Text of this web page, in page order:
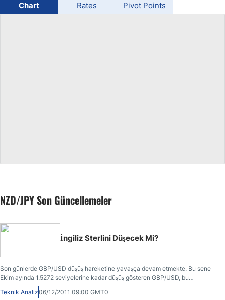
Chart Rates Pivot Points
NZD/JPY Son Güncellemeler
İngiliz Sterlini Düşecek Mi?
Son günlerde GBP/USD düşüş hareketine yavaşça devam etmekte. Bu sene
Ekim ayında 1.5272 seviyelerine kadar düşüş gösteren GBP/USD, bu
seviyelerden gelen alımlar ile 1.6166 seviyelerine kadar yükseliş gösterse de,
Kasım ayında 1.5423’e kadar gerilemişti.
Teknik Analiz06/12/2011 09:00 GMT0